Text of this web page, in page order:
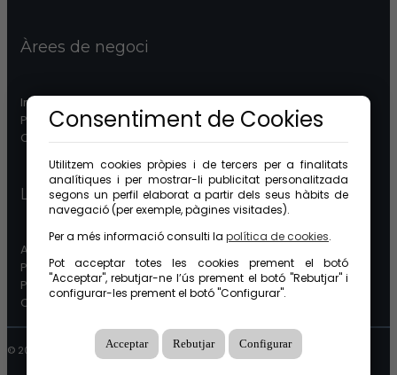
Àrees de negoci
Immobiliària
Patrimonis
Comunitats
Legal
Avís legal
Protecció de dades
Política de cookies
Canal étic
© 2026 GuinotPrunera Tots els drets reservats |Creat amb Mobilia
Consentiment de Cookies
Utilitzem cookies pròpies i de tercers per a finalitats
analítiques i per mostrar-li publicitat personalitzada
segons un perfil elaborat a partir dels seus hàbits de
navegació (per exemple, pàgines visitades).
Per a més informació consulti la política de cookies.
Pot acceptar totes les cookies prement el botó
"Acceptar", rebutjar-ne l’ús prement el botó "Rebutjar" i
configurar-les prement el botó "Configurar".
Acceptar Rebutjar Configurar